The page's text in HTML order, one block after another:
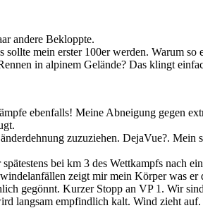
andere Bekloppte.
mein erster 100er werden. Warum
in alpinem Gelände? Das klingt
ebenfalls! Meine Abneigung gegen
zuzuziehen. DejaVue?.
bei km 3 des Wettkampfs
zeigt mir mein Körper was
gegönnt. Kurzer Stopp an VP 1. Wir
langsam empfindlich kalt. Wind zieht